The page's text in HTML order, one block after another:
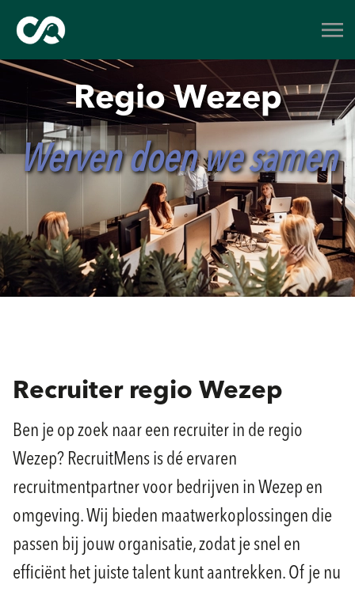
Regio Wezep
Werven doen we samen
Recruiter regio Wezep
Ben je op zoek naar een recruiter in de regio
Wezep? RecruitMens is dé ervaren
recruitmentpartner voor bedrijven in Wezep en
omgeving. Wij bieden maatwerkoplossingen die
passen bij jouw organisatie, zodat je snel en
efficiënt het juiste talent kunt aantrekken. Of je nu